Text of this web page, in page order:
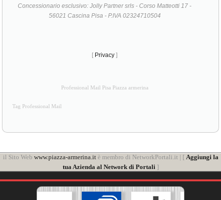
Concessionario esclusivo: Jolly Partner srls - Corso Matteotti 17 -
56021 Cascina Pisa - P.IVA 02324710504
[ Privacy ]
Professional Mail Pisa Piazza armerina
Tag Professional Mail
il Sito Web www.piazza-armerina.itè membro di NetworkPortali.it | [ Aggiungi la
tua Azienda al Network di Portali ]